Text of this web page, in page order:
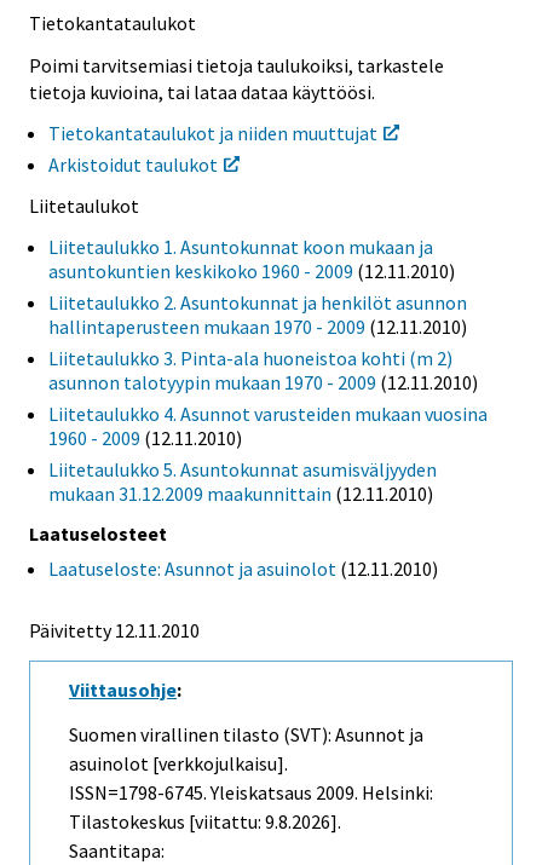
Tietokantataulukot
Poimi tarvitsemiasi tietoja taulukoiksi, tarkastele
tietoja kuvioina, tai lataa dataa käyttöösi.
Tietokantataulukot ja niiden muuttujat
Arkistoidut taulukot
Liitetaulukot
Liitetaulukko 1. Asuntokunnat koon mukaan ja
asuntokuntien keskikoko 1960 - 2009 (12.11.2010)
Liitetaulukko 2. Asuntokunnat ja henkilöt asunnon
hallintaperusteen mukaan 1970 - 2009 (12.11.2010)
Liitetaulukko 3. Pinta-ala huoneistoa kohti (m 2)
asunnon talotyypin mukaan 1970 - 2009 (12.11.2010)
Liitetaulukko 4. Asunnot varusteiden mukaan vuosina
1960 - 2009 (12.11.2010)
Liitetaulukko 5. Asuntokunnat asumisväljyyden
mukaan 31.12.2009 maakunnittain (12.11.2010)
Laatuselosteet
Laatuseloste: Asunnot ja asuinolot (12.11.2010)
Päivitetty 12.11.2010
Viittausohje:
Suomen virallinen tilasto (SVT): Asunnot ja
asuinolot [verkkojulkaisu].
ISSN=1798-6745.Yleiskatsaus 2009. Helsinki:
Tilastokeskus [viitattu: 9.8.2026].
Saantitapa: